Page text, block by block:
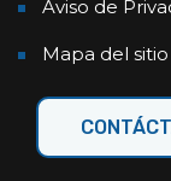
Aviso de
Mapa del sitio